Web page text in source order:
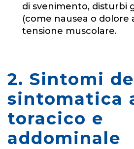
di svenimento, disturbi
(come nausea o dolore
tensione muscolare.
2. Sintomi
sintomatica
toracico e
addominale